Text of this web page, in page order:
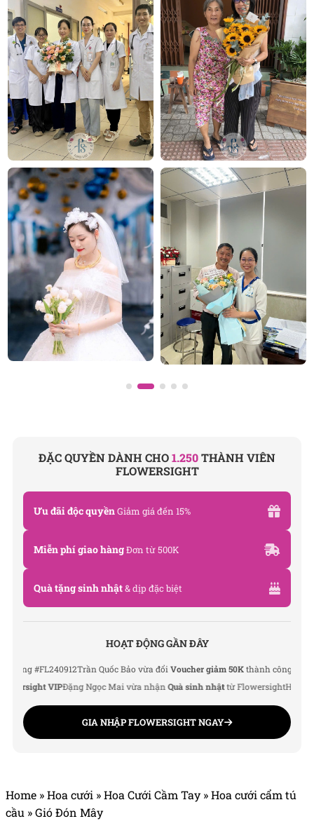
ngập tiếng cười. Một bó hoa không chỉ lưu giữ vẻ
đẹp ngày cưới, mà còn lưu giữ những khởi đầu hạnh
phúc đầu tiên của đôi lứa.
Công ty TNHH Hoa Tươi FLOWERSIGHT –Shop
hoa tươi TP.HCM
FlowerSight là shop hoa chuyên cung cấp hoa tươi
HCMvà toàn quốc với dịch vụ giao nhanh, đúng
hẹn. Mỗi sản phẩm là một tác phẩm nghệ thuật
được thiết kế bởi đội ngũ chuyên nghiệp, trong đó có
nhà thiết kế Thanh Thủy Florist.
Chúng tôi mang đến đa dạng mẫu hoa đẹp
hoa sinh
nhật,hoa khai trương,hoa cưới đẹp, đặc biệt là các
mẫu
bó hoa cưới được chăm chút kỹ lưỡng.
Văn Phòng: 235A Hoàng Hoa Thám, P.5, Quận Phú
Nhuận, TP.HCM
Địa chỉ: 120B Huỳnh Văn Bánh, P.11, Quận Phú Nhuận,
TP.HCM
Hotline: 093 407 2575
https://flowersight.com/
ĐẶC QUYỀN DÀNH CHO1.250THÀNH VIÊN
FLOWERSIGHT
Ưu đãi độc quyềnGiảm giá đến 15%
Miễn phí giao hàngĐơn từ 500K
Quà tặng sinh nhật& dịp đặc biệt
HOẠT ĐỘNG GẦN ĐÂY
#FL240912Trần Quốc Bảo vừa đổiVoucher giảm 50Kthành côngLê Thu Hà
VIPĐặng Ngọc Mai vừa nhậnQuà sinh nhậttừ FlowersightHoàng Đức
GIA NHẬP FLOWERSIGHT NGAY
Home »Hoa cưới »Hoa Cưới Cầm Tay »Hoa cưới cẩm tú
cầu »Gió Đón Mây